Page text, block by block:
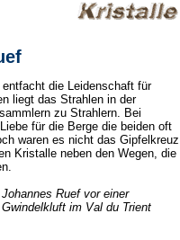
die Leidenschaft für
liegt das Strahlen in der
zu Strahlern. Bei
für die Berge die beiden oft
waren es nicht das Gipfelkreuz
Kristalle neben den Wegen, die
Johannes Ruef vor einer
Gwindelkluft im Val du Trient